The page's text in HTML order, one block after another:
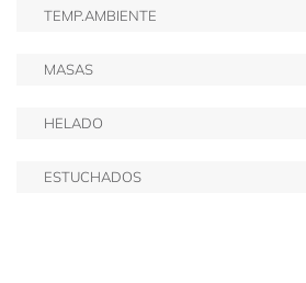
TEMP.AMBIENTE
MASAS
HELADO
ESTUCHADOS